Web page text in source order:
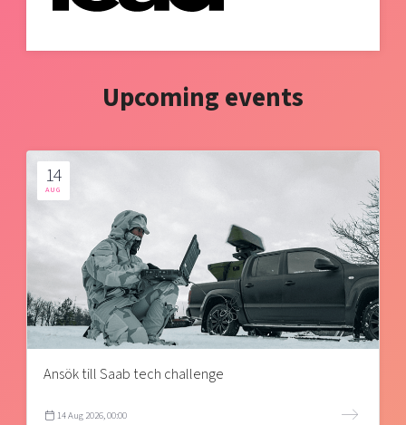
Upcoming events
14
AUG
Ansök till Saab tech challenge
14 Aug 2026, 00:00